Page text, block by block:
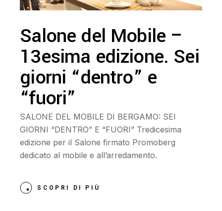
Salone del Mobile –
13esima edizione. Sei
giorni “dentro” e
“fuori”
SALONE DEL MOBILE DI BERGAMO: SEI
GIORNI “DENTRO” E “FUORI” Tredicesima
edizione per il Salone firmato Promoberg
dedicato al mobile e all’arredamento.
SCOPRI DI PIÙ